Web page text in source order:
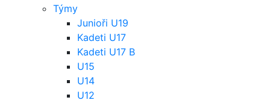
Týmy
Junioři U19
Kadeti U17
Kadeti U17 B
U15
U14
U12